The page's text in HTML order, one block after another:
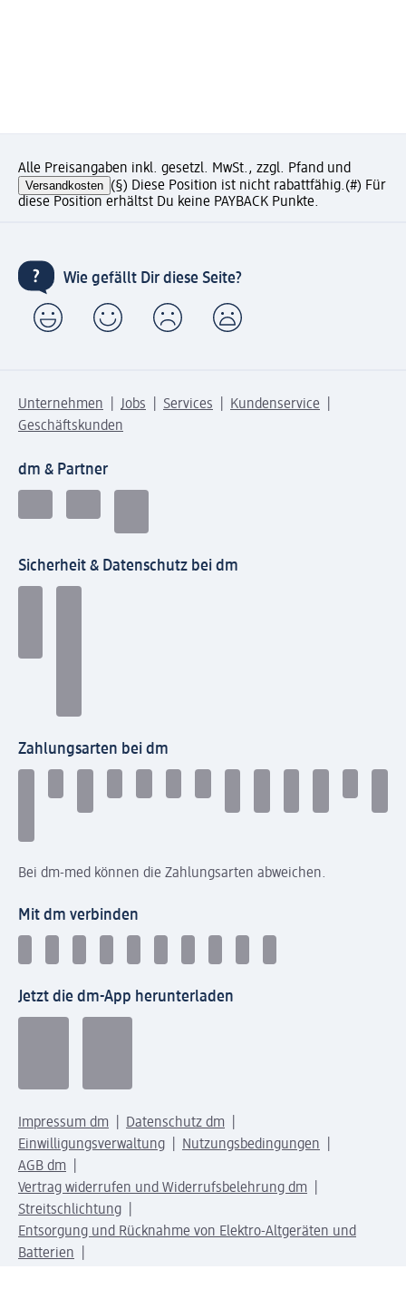
Alle Preisangaben inkl. gesetzl. MwSt., zzgl. Pfand und
Versandkosten (§) Diese Position ist nicht rabattfähig.(#) Für
diese Position erhältst Du keine PAYBACK Punkte.
Wie gefällt Dir diese Seite?
Unternehmen Jobs Services
Kundenservice
Geschäftskunden
dm & Partner
Sicherheit & Datenschutz bei dm
Zahlungsarten bei dm
Bei dm-med können die Zahlungsarten abweichen.
Mit dm verbinden
Jetzt die dm-App herunterladen
Impressum dm
Datenschutz dm
Einwilligungsverwaltung
Nutzungsbedingungen
AGB dm
Vertrag widerrufen und Widerrufsbelehrung dm
Streitschlichtung
Entsorgung und Rücknahme von Elektro-Altgeräten und
Batterien